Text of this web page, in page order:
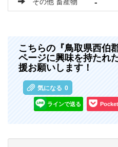
-
こちらの『鳥取県西伯
ページに興味を持たれ
援お願いします！
気になる 0
ラインで送る